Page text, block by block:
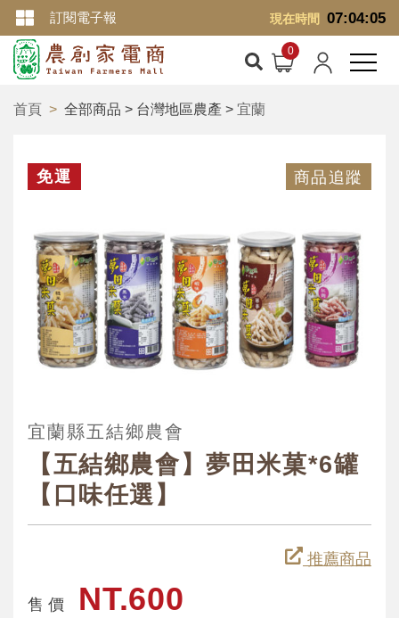
現在時間 07:04:05
訂閱電子報
首頁 全部商品 > 台灣地區農產 > 宜蘭
免運 商品追蹤
宜蘭縣五結鄉農會
【五結鄉農會】夢田米菓*6罐
【口味任選】
推薦商品
售 價 NT.600